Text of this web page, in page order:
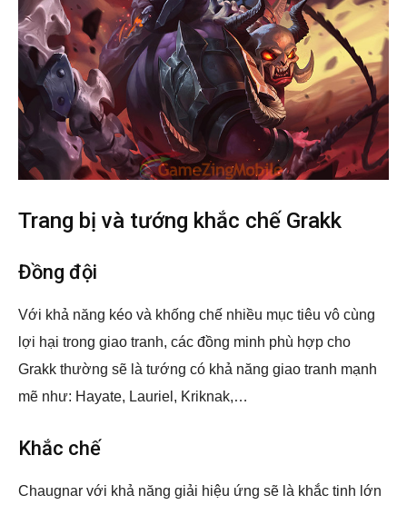
Trang bị và tướng khắc chế Grakk
Đồng đội
Với khả năng kéo và khống chế nhiều mục tiêu vô cùng
lợi hại trong giao tranh, các đồng minh phù hợp cho
Grakk thường sẽ là tướng có khả năng giao tranh mạnh
mẽ như: Hayate, Lauriel, Kriknak,…
Khắc chế
Chaugnar với khả năng giải hiệu ứng sẽ là khắc tinh lớn